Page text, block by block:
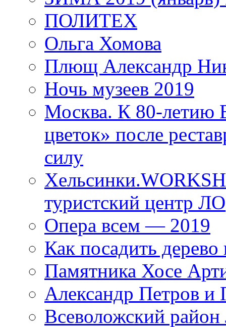
ПОЛИТЕХ
Ольга Хомова
Плющ Александр
Ночь музеев 2019
Москва. К 80-
цветок» после
силу
туристский центр ЛО
Опера всем — 2019
Как посадить дерево
Памятника Хосе
Александр Петров и
Всеволожский район